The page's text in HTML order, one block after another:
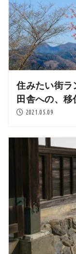
住みたい街ラ
田舎への、移
2021.05.09